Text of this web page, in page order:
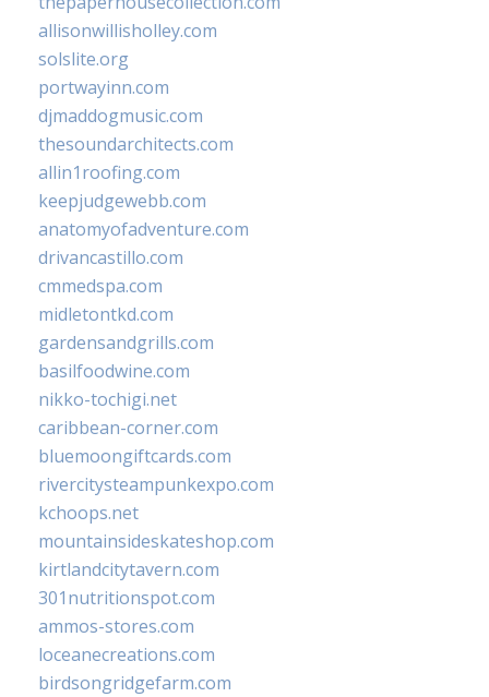
allisonwillisholley.com
solslite.org
portwayinn.com
djmaddogmusic.com
thesoundarchitects.com
allin1roofing.com
keepjudgewebb.com
anatomyofadventure.com
drivancastillo.com
cmmedspa.com
midletontkd.com
gardensandgrills.com
basilfoodwine.com
nikko-tochigi.net
caribbean-corner.com
bluemoongiftcards.com
rivercitysteampunkexpo.com
kchoops.net
mountainsideskateshop.com
kirtlandcitytavern.com
301nutritionspot.com
ammos-stores.com
loceanecreations.com
birdsongridgefarm.com